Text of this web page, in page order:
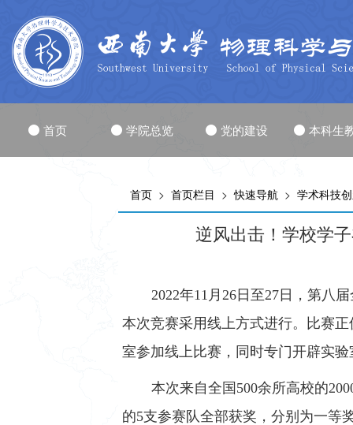
首页 学院总览 党的建设 本科生
首页 > 首页栏目 >快速导航 > 学术科技
逆风出击！学校学
2022年11月26日至27日，第八
本次竞赛采用线上方式进行。比赛
室参加线上比赛，同时专门开辟实
本次来自全国500余所高校的
的5支参赛队全部获奖，分别为一等